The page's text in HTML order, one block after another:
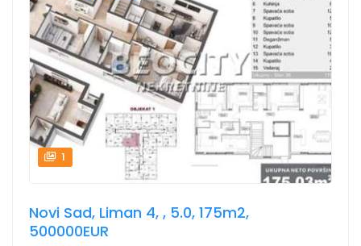
1
Novi Sad, Liman 4, , 5.0, 175m2,
500000EUR